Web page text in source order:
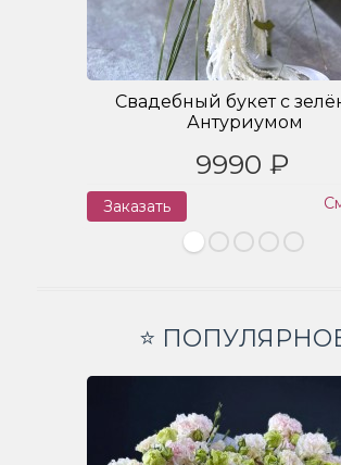
Свадебный букет с
Антуриумом
9990 ₽
Заказать
⭐